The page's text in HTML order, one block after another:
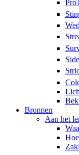
Bronnen
Aan het